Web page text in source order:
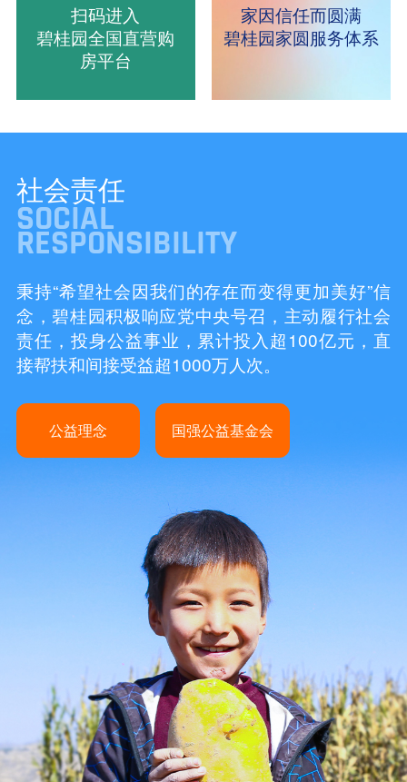
家因信任而圆满
碧桂园家圆服务体系
扫码进入
碧桂园全国直营购
房平台
社会责任
SOCIAL
RESPONSIBILITY
秉持“希望社会因我们的存在而变得更加美好”信
念，碧桂园积极响应党中央号召，主动履行社会
责任，投身公益事业，累计投入超100亿元，直
接帮扶和间接受益超1000万人次。
公益理念 国强公益基金会